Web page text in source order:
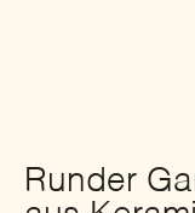
Runder